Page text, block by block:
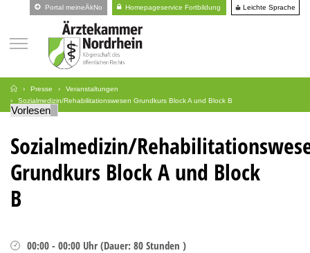
Portal meineÄkNo Homepageservice Fortbildung Leichte Sprache
Presse
Veranstaltungen
Sozialmedizin/Rehabilitationswesen Grundkurs Block A und Block B
Vorlesen
Sozialmedizin/
Grundkurs Block A und Block
B
00:00 - 00:00 Uhr (Dauer: 80 Stunden )